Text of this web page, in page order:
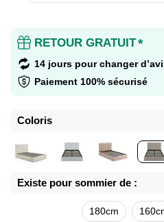
RETOUR GRATUIT*
14 jours pour changer
Paiement 100% sécurisé
Coloris
Existe pour sommier de :
180cm